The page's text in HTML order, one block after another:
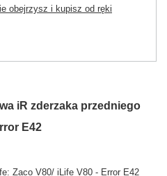
obejrzysz i kupisz od ręki
iR zderzaka przedniego
E42
Zaco V80/ iLife V80 - Error E42